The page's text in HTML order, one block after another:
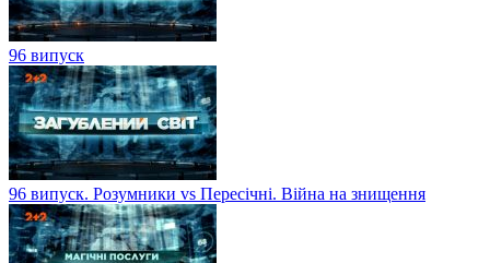
96 випуск
96 випуск. Розумники vs Пересічні. Війна на знищення